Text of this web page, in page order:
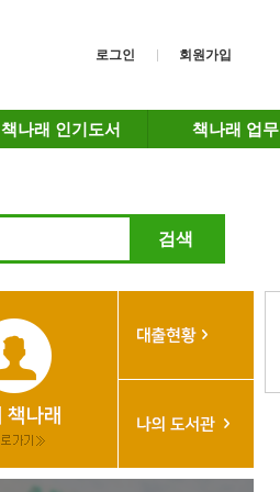
로그인 회원가입
책나래 인기도서 책나래 업무
검색